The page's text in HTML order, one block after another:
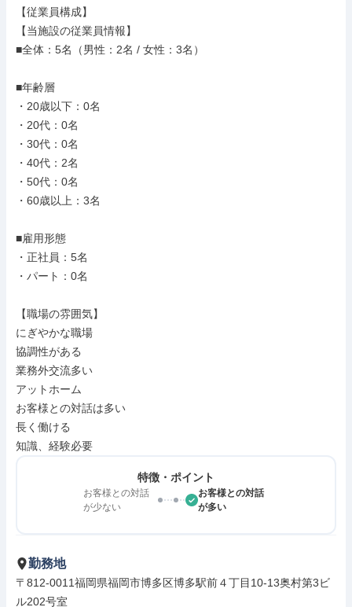
【従業員構成】
【当施設の従業員情報】
■全体：5名（男性：2名 / 女性：3名）
■年齢層
・20歳以下：0名
・20代：0名
・30代：0名
・40代：2名
・50代：0名
・60歳以上：3名
■雇用形態
・正社員：5名
・パート：0名
【職場の雰囲気】
にぎやかな職場
協調性がある
業務外交流多い
アットホーム
お客様との対話は多い
長く働ける
知識、経験必要
特徴・ポイント
お客様との対話
が少ない
お客様との対話
が多い
勤務地
〒812-0011福岡県福岡市博多区博多駅前４丁目10-13奥村第3ビ
ル202号室